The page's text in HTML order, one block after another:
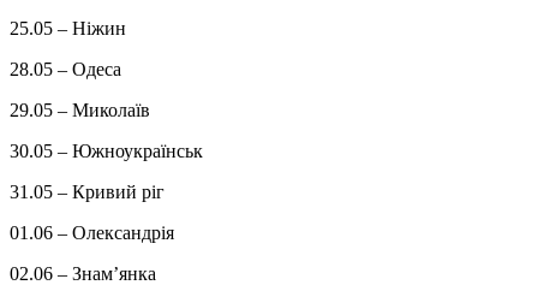
25.05 – Ніжин
28.05 – Одеса
29.05 – Миколаїв
30.05 – Южноукраїнськ
31.05 – Кривий ріг
01.06 – Олександрія
02.06 – Знамʼянка